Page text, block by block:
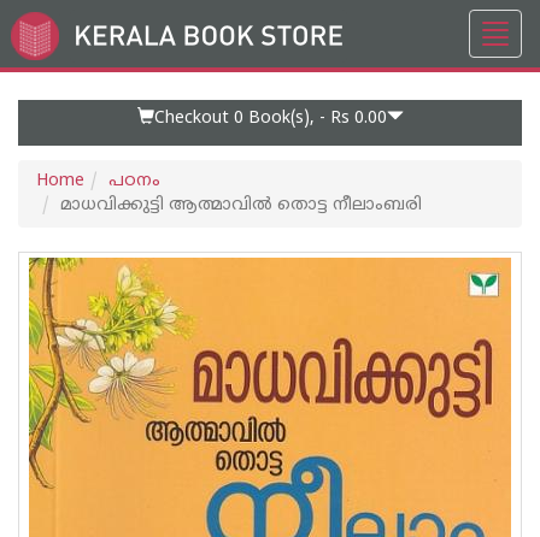
Go
to
Checkout 0 Book(s), - Rs 0.00
Home
പഠനം
മാധവിക്കുട്ടി ആത്മാവിൽ തൊട്ട നീലാംബരി